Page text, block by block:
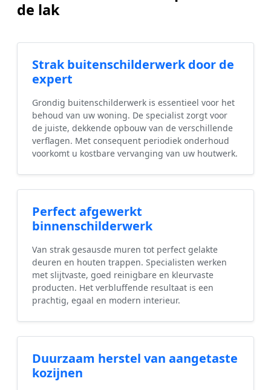
de lak
Strak buitenschilderwerk door de
expert
Grondig buitenschilderwerk is essentieel voor het
behoud van uw woning. De specialist zorgt voor
de juiste, dekkende opbouw van de verschillende
verflagen. Met consequent periodiek onderhoud
voorkomt u kostbare vervanging van uw houtwerk.
Perfect afgewerkt
binnenschilderwerk
Van strak gesausde muren tot perfect gelakte
deuren en houten trappen. Specialisten werken
met slijtvaste, goed reinigbare en kleurvaste
producten. Het verbluffende resultaat is een
prachtig, egaal en modern interieur.
Duurzaam herstel van aangetaste
kozijnen